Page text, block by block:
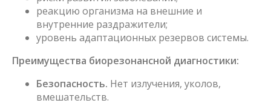
реакцию организма на внешние и
внутренние раздражители;
уровень адаптационных резервов системы.
Преимущества биорезонансной диагностики:
Безопасность. Нет излучения, уколов,
вмешательств.